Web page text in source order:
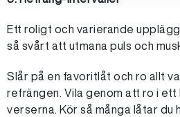
Ett roligt och varierande
så svårt att utmana puls och
Slår på en favoritlåt och ro allt
refrängen. Vila genom att ro i
verserna. Kör så många låtar du